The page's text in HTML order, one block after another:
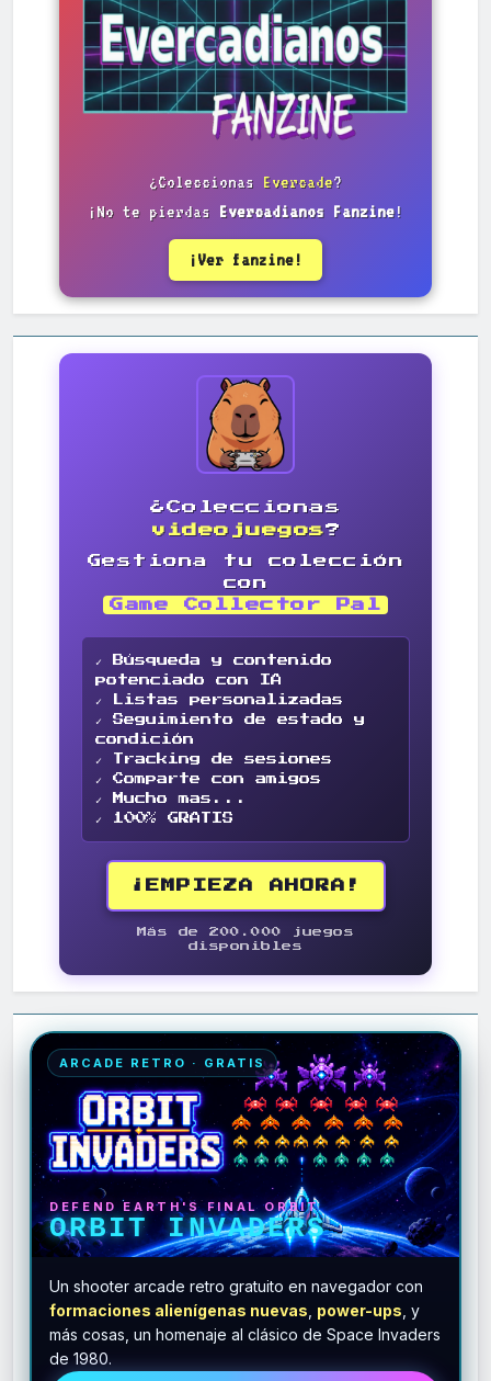
¿Coleccionas Evercade?
¡No te pierdas Evercadianos Fanzine!
¡Ver fanzine!
¿Coleccionas
videojuegos?
Gestiona tu colección
con
Game Collector Pal
✓ Búsqueda y contenido
potenciado con IA
✓ Listas personalizadas
✓ Seguimiento de estado y
condición
✓ Tracking de sesiones
✓ Comparte con amigos
✓ Mucho mas...
✓ 100% GRATIS
¡EMPIEZA AHORA!
Más de 200.000 juegos
disponibles
ARCADE RETRO · GRATIS
DEFEND EARTH'S FINAL ORBIT
ORBIT INVADERS
Un shooter arcade retro gratuito en navegador con
formaciones alienígenas nuevas, power-ups, y
más cosas, un homenaje al clásico de Space Invaders
de 1980.